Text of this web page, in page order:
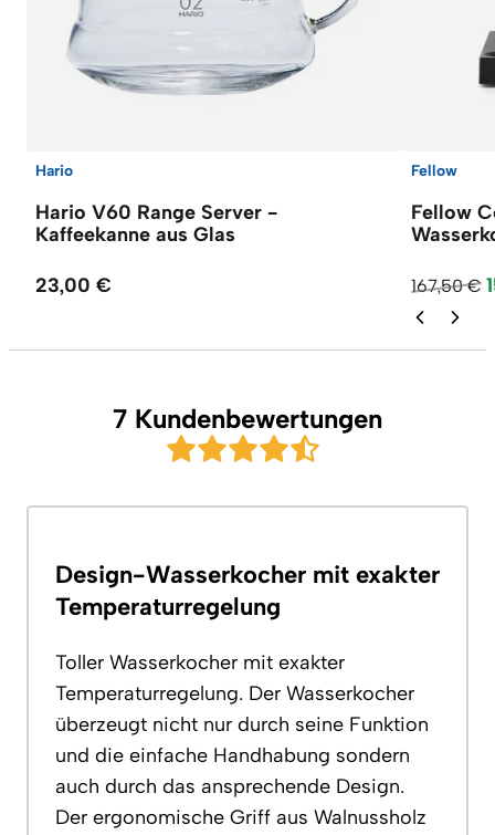
Hario
Hario V60 Range Server -
Kaffeekanne aus Glas
23,00 €
Fellow
Fellow
167,50 €
7 Kundenbewertungen
Design-Wasserkocher mit exakter
Temperaturregelung
Toller Wasserkocher mit exakter
Temperaturregelung. Der Wasserkocher
überzeugt nicht nur durch seine Funktion
und die einfache Handhabung sondern
auch durch das ansprechende Design.
Der ergonomische Griff aus Walnussholz